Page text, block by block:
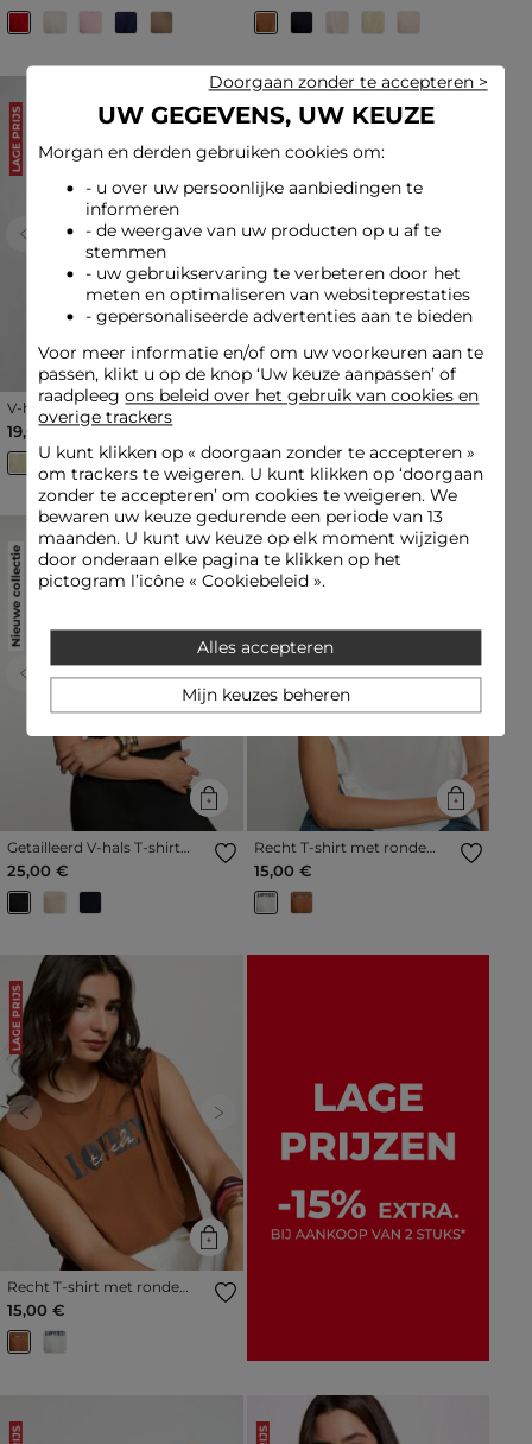
LAGE PRIJS
Previous Next
V-hals T-shirt met korte
mouwen pastel geel vrouw
19,00 €
Nieuwe collectie
Previous
Getailleerd V-hals T-shirt
Nieuwe collectie
Previous Next
Getailleerd V-hals T-shirt
zwart vrouw
25,00 €
LAGE PRIJS
Previous Next
Recht T-shirt met ronde
hals helder wit vrouw
15,00 €
LAGE PRIJS
Previous Next
Recht T-shirt met ronde
hals camel vrouw
15,00 €
UW GEGEVENS, UW KEUZE
Morgan en derden gebruiken cookies om:
- u over uw persoonlijke aanbiedingen te
informeren
- de weergave van uw producten op u af te
stemmen
- uw gebruikservaring te verbeteren door het
meten en optimaliseren van websiteprestaties
- gepersonaliseerde advertenties aan te bieden
Voor meer informatie en/of om uw voorkeuren aan te
passen, klikt u op de knop ‘Uw keuze aanpassen’ of
raadpleegons beleid over het gebruik van cookies en
overige trackers
U kunt klikken op « doorgaan zonder te accepteren»
om trackers te weigeren. U kunt klikken op ‘doorgaan
zonder te accepteren’ om cookies te weigeren. We
bewaren uw keuze gedurende een periode van 13
maanden. U kunt uw keuze op elk moment wijzigen
door onderaan elke pagina te klikken op het
pictogram l’icône « Cookiebeleid ».
Alles accepteren
Doorgaan zonder te accepteren >
Mijn keuzes beheren